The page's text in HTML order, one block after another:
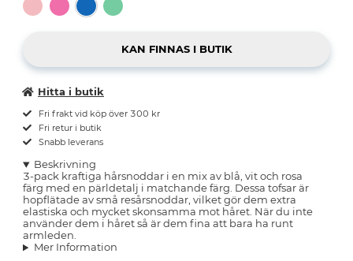
Hitta i butik
Fri frakt vid köp över 300 kr
Fri retur i butik
Snabb leverans
Beskrivning
3-pack kraftiga hårsnoddar i en mix av blå, vit och rosa
färg med en pärldetalj i matchande färg. Dessa tofsar är
hopflätade av små resårsnoddar, vilket gör dem extra
elastiska och mycket skonsamma mot håret. När du inte
använder dem i håret så är dem fina att bara ha runt
armleden.
Mer Information